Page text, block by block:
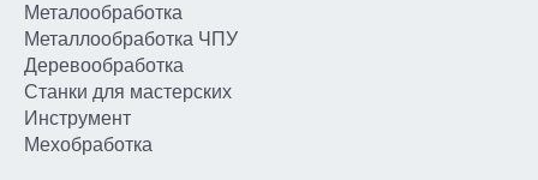
Металообработка
Металлообработка ЧПУ
Деревообработка
Станки для мастерских
Инструмент
Мехобработка